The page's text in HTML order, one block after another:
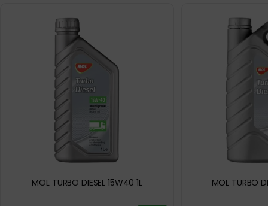
MOL TURBO DIESEL 15W40 1L MOL TURBO